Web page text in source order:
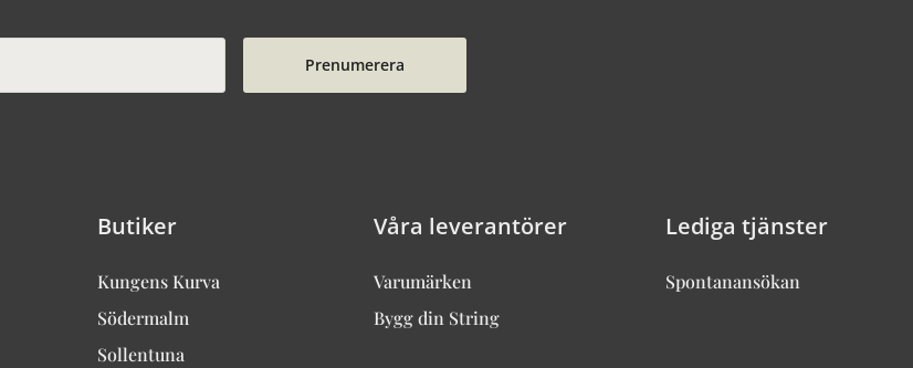
Prenumerera
Butiker
Kungens Kurva
Södermalm
Sollentuna
Våra leverantörer
Varumärken
Bygg din String
Lediga tjänster
Spontanansökan